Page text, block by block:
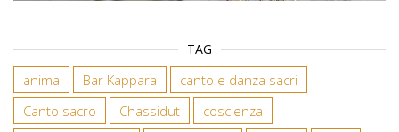
TAG
anima Bar Kappara
canto e danza sacri
Canto sacro
Chassidut
coscienza